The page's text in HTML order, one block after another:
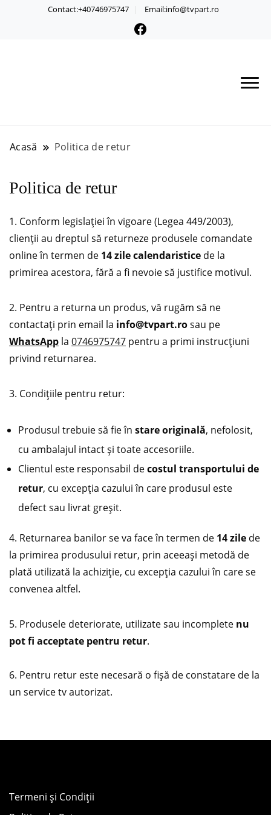
Contact:+40746975747 Email:info@tvpart.ro
Acasă Politica de retur
Politica de retur
1. Conform legislației în vigoare (Legea 449/2003),
clienții au dreptul să returneze produsele comandate
online în termen de 14 zile calendaristice de la
primirea acestora, fără a fi nevoie să justifice motivul.
2. Pentru a returna un produs, vă rugăm să ne
contactați prin email la info@tvpart.rosau pe
WhatsApp la 0746975747 pentru a primi instrucțiuni
privind returnarea.
3. Condițiile pentru retur:
Produsul trebuie să fie în stare originală, nefolosit,
cu ambalajul intact și toate accesoriile.
Clientul este responsabil decostul transportului de
retur, cu excepția cazului în care produsul este
defect sau livrat greșit.
4. Returnarea banilor se va face în termen de 14 zile de
la primirea produsului retur, prin aceeași metodă de
plată utilizată la achiziție, cu excepția cazului în care se
convenea altfel.
5. Produsele deteriorate, utilizate sau incomplete nu
pot fi acceptate pentru retur.
6. Pentru retur este necesară o fișă de constatare de la
un service tv autorizat.
Termeni și Condiții